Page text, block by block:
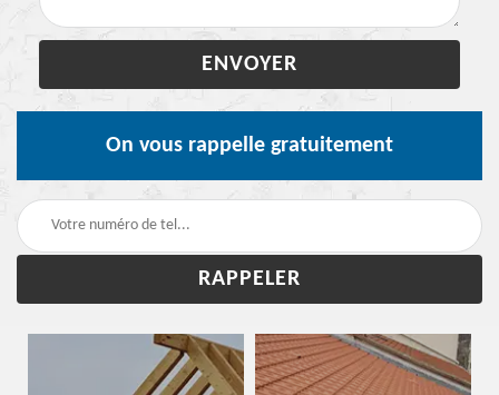
On vous rappelle gratuitement